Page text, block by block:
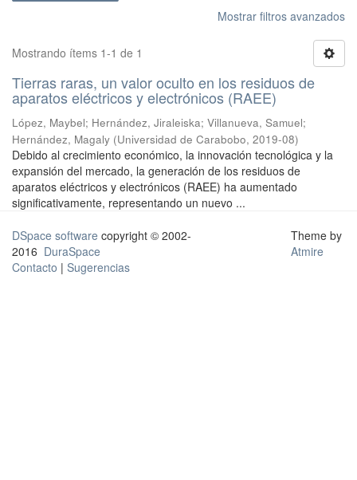
Mostrar filtros avanzados
Mostrando ítems 1-1 de 1
Tierras raras, un valor oculto en los residuos de
aparatos eléctricos y electrónicos (RAEE)
López, Maybel; Hernández, Jiraleiska; Villanueva, Samuel;
Hernández, Magaly (Universidad de Carabobo, 2019-08)
Debido al crecimiento económico, la innovación tecnológica y la
expansión del mercado, la generación de los residuos de
aparatos eléctricos y electrónicos (RAEE) ha aumentado
significativamente, representando un nuevo ...
DSpace software copyright © 2002-
2016 DuraSpace
Contacto | Sugerencias
Theme by
Atmire